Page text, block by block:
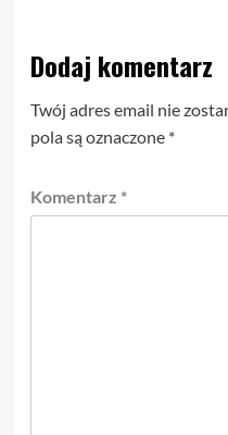
Dodaj komentarz
Twój adres email nie
pola są oznaczone *
Komentarz *